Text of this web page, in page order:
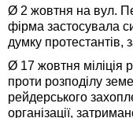
Ø 2 жовтня на вул.
фірма застосувала
думку протестантів,
Ø 17 жовтня міліція
проти розподілу
рейдерського
організації,